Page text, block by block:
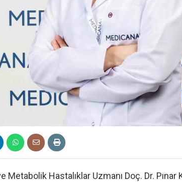
Metabolik Hastalıklar Uzmanı Doç. Dr. Pınar